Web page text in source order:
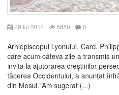
29 Iul 2014 5850 0
Arhiepiscopul Lyonului, Card.
care acum câteva zile a transmis
invita la ajutorarea creștinilor
tăcerea Occidentului, a anunțat
din Mosul."Am sugerat (...)